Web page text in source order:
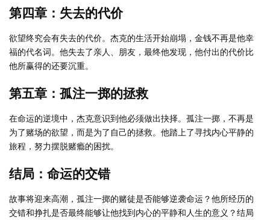
第四章：失去的代价
欲望终究会有失去的代价。杰克的生活开始崩塌，金钱不再是他幸
福的代名词。他失去了亲人、朋友，最终他发现，他付出的代价比
他所赢得的还要沉重。
第五章：孤注一掷的拯救
在命运的逆境中，杰克意识到他必须做出抉择。孤注一掷，不再是
为了赌场的欲望，而是为了自己的拯救。他踏上了寻找内心平静的
旅程，努力摆脱赌瘾的困扰。
结局：命运的交错
故事将迎来高潮，孤注一掷的赌徒是否能够逆袭命运？他所经历的
交错和挣扎是否最终能够让他找到内心的平静和人生的意义？结局